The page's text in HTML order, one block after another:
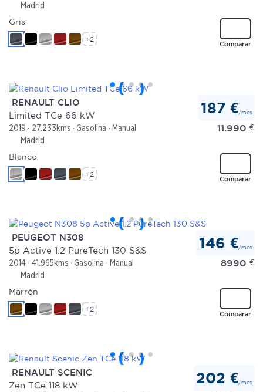
Madrid
Comparar
Gris
+2
RENAULT CLIO
Limited TCe 66 kW
2019 27.233kms Gasolina
Manual
Madrid
187 €/mes
11.990 €
Comparar
Blanco
+2
PEUGEOT N308
5p Active 1.2 PureTech 130 S&S
2014 41.965kms Gasolina
Manual
Madrid
146 €/mes
8990 €
Comparar
Marrón
+2
RENAULT SCENIC
Zen TCe 118 kW
202 €/mes